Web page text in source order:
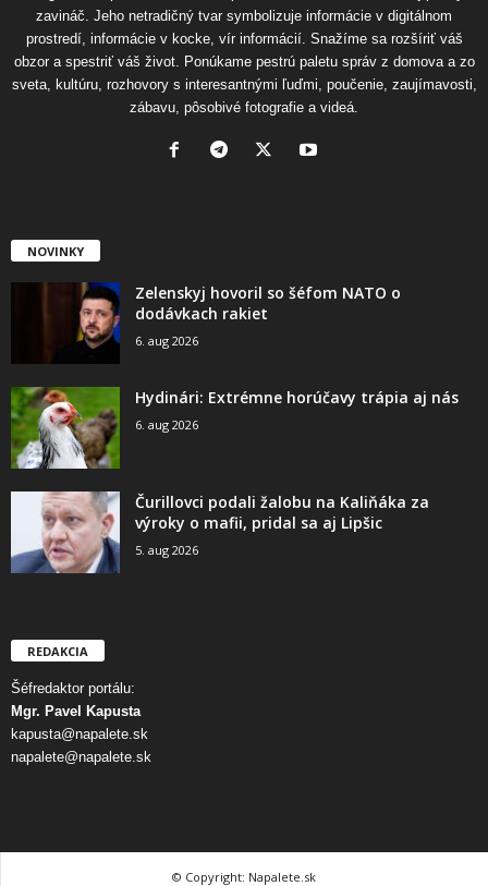
zavináč. Jeho netradičný tvar symbolizuje informácie v digitálnom
prostredí, informácie v kocke, vír informácií. Snažíme sa rozšíriť váš
obzor a spestriť váš život. Ponúkame pestrú paletu správ z domova a zo
sveta, kultúru, rozhovory s interesantnými ľuďmi, poučenie, zaujímavosti,
zábavu, pôsobivé fotografie a videá.
NOVINKY
Zelenskyj hovoril so šéfom NATO o
dodávkach rakiet
6. aug 2026
Hydinári: Extrémne horúčavy trápia aj nás
6. aug 2026
Čurillovci podali žalobu na Kaliňáka za
výroky o mafii, pridal sa aj Lipšic
5. aug 2026
REDAKCIA
Šéfredaktor portálu:
Mgr. Pavel Kapusta
kapusta@napalete.sk
napalete@napalete.sk
© Copyright: Napalete.sk